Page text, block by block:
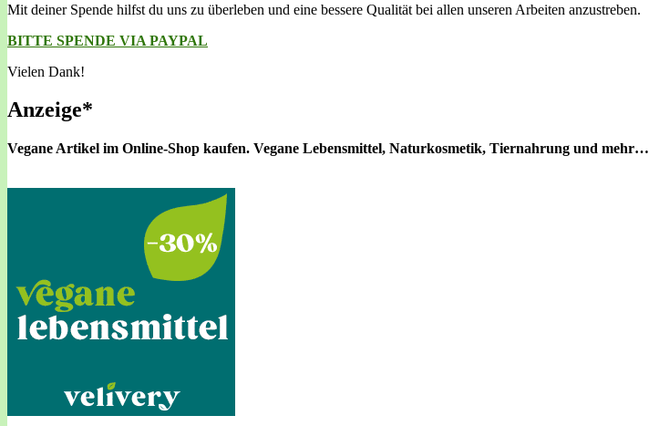
Mit deiner Spende hilfst du uns zu überleben und eine bessere Qualität bei allen unseren Arbeiten anzustreben.
BITTE SPENDE VIA PAYPAL
Vielen Dank!
Anzeige*
Vegane Artikel im Online-Shop kaufen. Vegane Lebensmittel, Naturkosmetik, Tiernahrung und mehr…